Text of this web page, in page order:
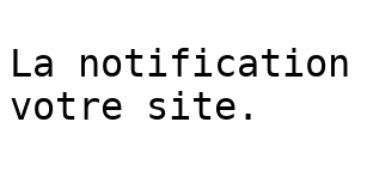
La notification
votre site.